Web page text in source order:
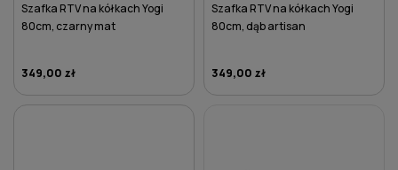
Szafka RTV na kółkach Yogi
80cm, czarny mat
349,00 zł
Szafka RTV na kółkach Yogi
80cm, dąb artisan
349,00 zł